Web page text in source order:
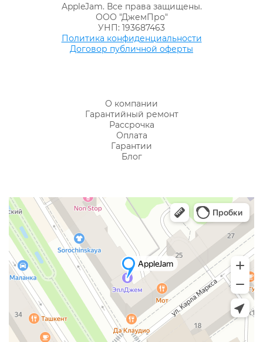
AppleJam. Все права защищены.
ООО "ДжемПро"
УНП: 193687463
Политика конфиденциальности
Договор публичной оферты
О компании
Гарантийный ремонт
Рассрочка
Оплата
Гарантии
Блог